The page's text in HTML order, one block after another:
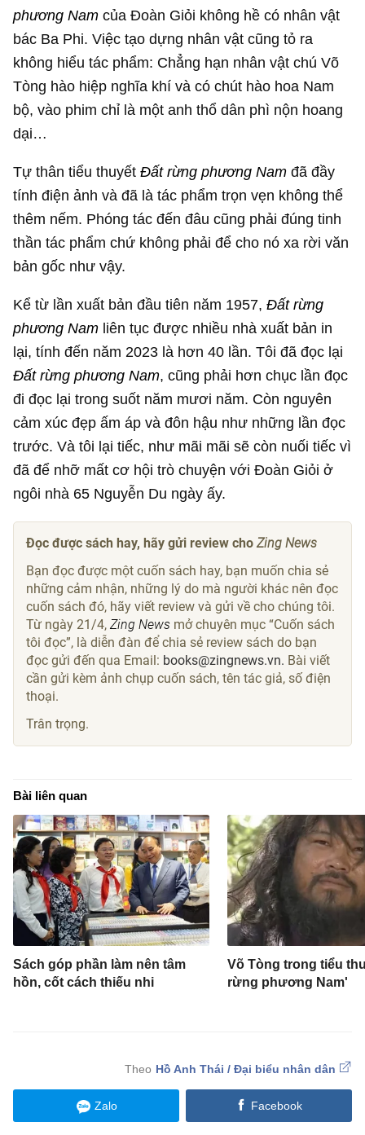
phương Nam của Đoàn Giỏi không hề có nhân vật
bác Ba Phi. Việc tạo dựng nhân vật cũng tỏ ra
không hiểu tác phẩm: Chẳng hạn nhân vật chú Võ
Tòng hào hiệp nghĩa khí và có chút hào hoa Nam
bộ, vào phim chỉ là một anh thổ dân phì nộn hoang
dại…
Tự thân tiểu thuyếtĐất rừng phương Nam đã đầy
tính điện ảnh và đã là tác phẩm trọn vẹn không thể
thêm nếm. Phóng tác đến đâu cũng phải đúng tinh
thần tác phẩm chứ không phải để cho nó xa rời văn
bản gốc như vậy.
Kể từ lần xuất bản đầu tiên năm 1957,Đất rừng
phương Nam liên tục được nhiều nhà xuất bản in
lại, tính đến năm 2023 là hơn 40 lần. Tôi đã đọc lại
Đất rừng phương Nam, cũng phải hơn chục lần đọc
đi đọc lại trong suốt năm mươi năm. Còn nguyên
cảm xúc đẹp ấm áp và đôn hậu như những lần đọc
trước. Và tôi lại tiếc, như mãi mãi sẽ còn nuối tiếc vì
đã để nhỡ mất cơ hội trò chuyện với Đoàn Giỏi ở
ngôi nhà 65 Nguyễn Du ngày ấy.
Đọc được sách hay, hãy gửi review cho Zing News
Bạn đọc được một cuốn sách hay, bạn muốn chia sẻ
những cảm nhận, những lý do mà người khác nên đọc
cuốn sách đó, hãy viết review và gửi về cho chúng tôi.
Từ ngày 21/4,Zing News mở chuyên mục “Cuốn sách
tôi đọc”, là diễn đàn để chia sẻ review sách do bạn
đọc gửi đến qua Email: books@zingnews.vn. Bài viết
cần gửi kèm ảnh chụp cuốn sách, tên tác giả, số điện
thoại.
Trân trọng.
Bài liên quan
Sách góp phần làm nên tâm
hồn, cốt cách thiếu nhi
Võ Tòng trong tiểu
rừng phương Nam'
Hồ Anh Thái / Đại biểu nhân dân
Zalo Facebook